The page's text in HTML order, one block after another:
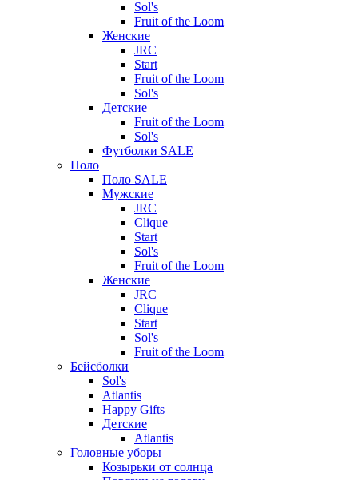
Sol's
Fruit of the Loom
Женские
JRC
Start
Fruit of the Loom
Sol's
Детские
Fruit of the Loom
Sol's
Футболки SALE
Поло
Поло SALE
Мужские
JRC
Clique
Start
Sol's
Fruit of the Loom
Женские
JRC
Clique
Start
Sol's
Fruit of the Loom
Бейсболки
Sol's
Atlantis
Happy Gifts
Детские
Atlantis
Головные уборы
Козырьки от солнца